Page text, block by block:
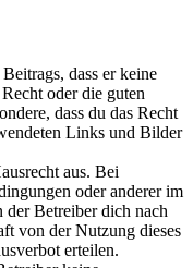
dass er keine
oder die guten
dass du das Recht
Links und Bilder
aus. Bei
oder anderer im
Betreiber dich nach
von der Nutzung dieses
erteilen.